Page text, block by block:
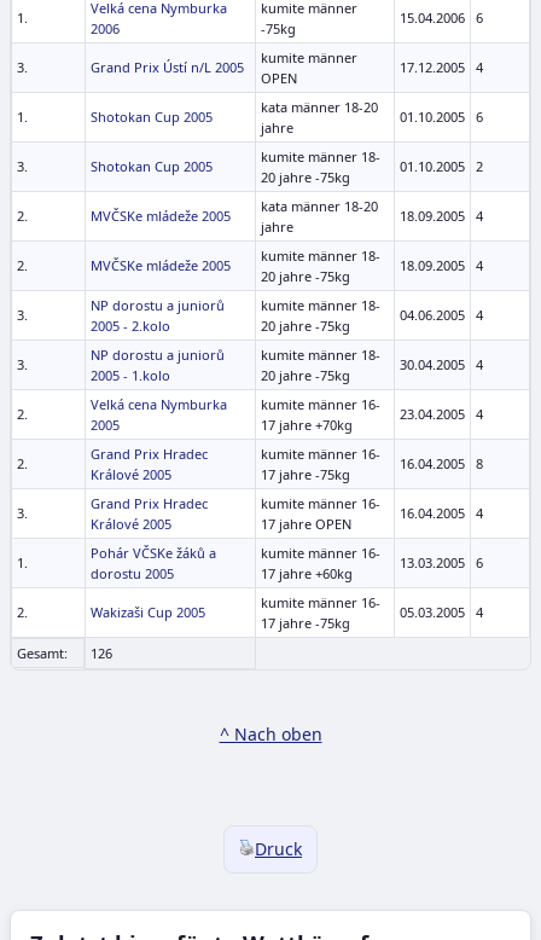
1.
Velká cena Nymburka
2006
kumite männer
-75kg
15.04.2006 6
3. Grand Prix Ústí n/L 2005
kumite männer
OPEN
17.12.2005 4
1. Shotokan Cup 2005
kata männer 18-20
jahre
01.10.2005 6
3. Shotokan Cup 2005
kumite männer 18-
20 jahre -75kg
01.10.2005 2
2. MVČSKe mládeže 2005
kata männer 18-20
jahre
18.09.2005 4
2. MVČSKe mládeže 2005
kumite männer 18-
20 jahre -75kg
18.09.2005 4
3.
NP dorostu a juniorů
2005 - 2.kolo
kumite männer 18-
20 jahre -75kg
04.06.2005 4
3.
NP dorostu a juniorů
2005 - 1.kolo
kumite männer 18-
20 jahre -75kg
30.04.2005 4
2.
Velká cena Nymburka
2005
kumite männer 16-
17 jahre +70kg
23.04.2005 4
2.
Grand Prix Hradec
Králové 2005
kumite männer 16-
17 jahre -75kg
16.04.2005 8
3.
Grand Prix Hradec
Králové 2005
kumite männer 16-
17 jahre OPEN
16.04.2005 4
1.
Pohár VČSKe žáků a
dorostu 2005
kumite männer 16-
17 jahre +60kg
13.03.2005 6
2. Wakizaši Cup 2005
kumite männer 16-
17 jahre -75kg
05.03.2005 4
Gesamt: 126
^ Nach oben
Druck